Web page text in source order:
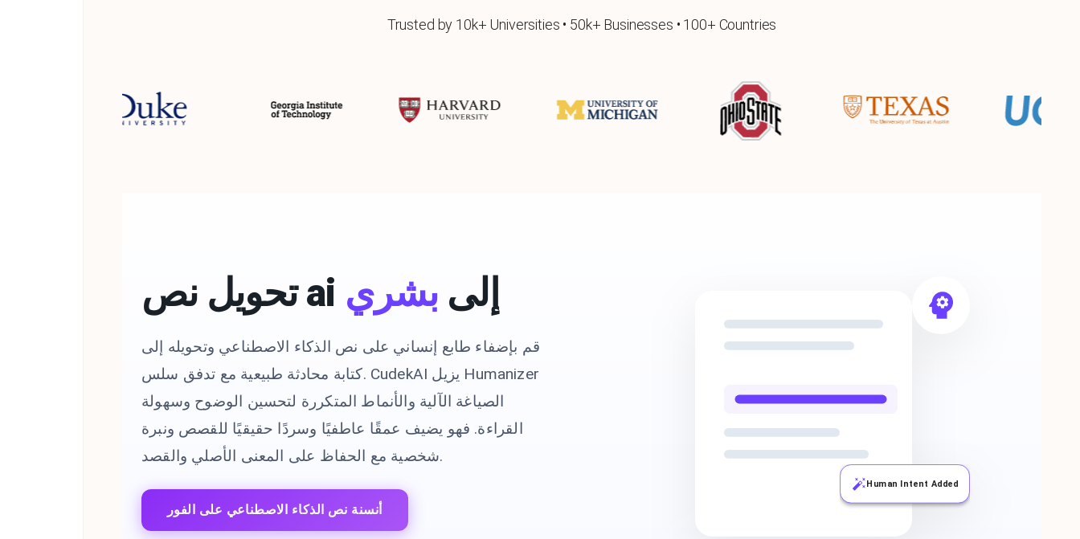
Trusted by 10k+ Universities • 50k+ Businesses • 100+ Countries
تحويل نص ai إلى بشري
قم بإضفاء طابع إنساني على نص الذكاء الاصطناعي وتحويله إلى
كتابة محادثة طبيعية مع تدفق سلس. CudekAI يزيل Humanizer
الصياغة الآلية والأنماط المتكررة لتحسين الوضوح وسهولة
القراءة. فهو يضيف عمقًا عاطفيًا وسردًا حقيقيًا للقصص ونبرة
شخصية مع الحفاظ على المعنى الأصلي والقصد.
أنسنة نص الذكاء الاصطناعي على الفور
Human Intent Added